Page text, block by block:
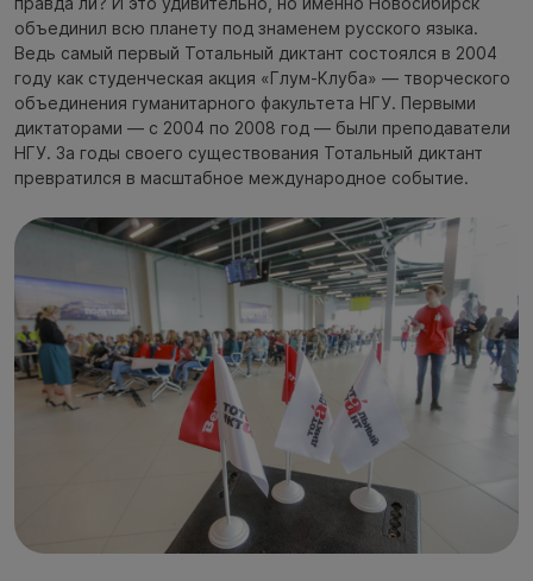
объединил всю планету под знаменем русского языка.
Ведь самый первый Тотальный диктант состоялся в 2004
году как студенческая акция «Глум-Клуба» — творческого
объединения гуманитарного факультета НГУ. Первыми
диктаторами — с 2004 по 2008 год — были преподаватели
НГУ. За годы своего существования Тотальный диктант
превратился в масштабное международное событие.